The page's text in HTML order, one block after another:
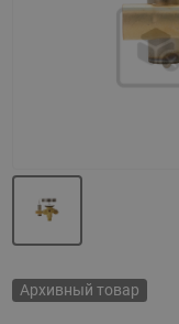
Архивный товар